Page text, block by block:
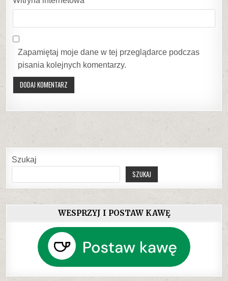
Zapamiętaj moje dane w tej przeglądarce podczas
pisania kolejnych komentarzy.
Szukaj
SZUKAJ
WESPRZYJ I POSTAW KAWĘ